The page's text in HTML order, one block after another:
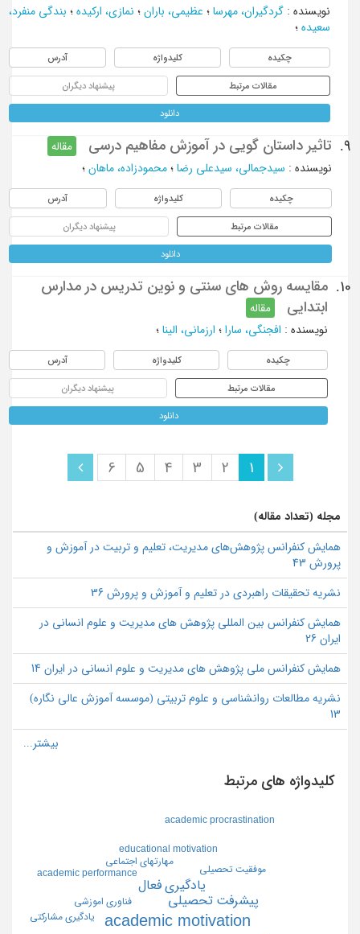
نویسنده: گردگیران، مهرسا؛ عظیمی، باران؛ نمازی، ارکیده؛ بندگی منفرد،
سعیده؛
چکیده کلیدواژه آدرس
مقالات مرتبط پیشنهاد دیگران
دانلود
9. تاثیر داستان گویی در آموزش مفاهیم درسی
مقاله
نویسنده: سیدجمالی، سیدعلی رضا؛ محمودزاده، ماهان؛
چکیده کلیدواژه آدرس
مقالات مرتبط پیشنهاد دیگران
دانلود
10.
مقایسه روش های سنتی و نوین تدریس در مدارس
ابتدایی
مقاله
نویسنده: افجنگی، سارا ؛ ارزمانی، الینا؛
چکیده کلیدواژه آدرس
مقالات مرتبط پیشنهاد دیگران
دانلود
1
2
3
4
5
6
مجله (تعداد مقاله)
همایش كنفرانس پژوهش‌هاي مديريت، تعلیم و تربیت در آموزش و
پرورش 43
نشریه تحقیقات راهبردی در تعلیم و آموزش و پرورش 36
همایش کنفرانس بین المللی پژوهش های مدیریت و علوم انسانی در
ایران 26
همایش کنفرانس ملی پژوهش های مدیریت و علوم انسانی در ایران 14
نشریه مطالعات روانشناسی و علوم تربیتی (موسسه آموزش عالی نگاره)
13
کلیدواژه های مرتبط
academic motivation
پيشرفت تحصيلي
يادگيري فعال
فناوري اموزشي
مهارتهاي اجتماعي
موفقيت تحصيلي
educational motivation
يادگيري مشاركتي
academic performance
academic procrastination